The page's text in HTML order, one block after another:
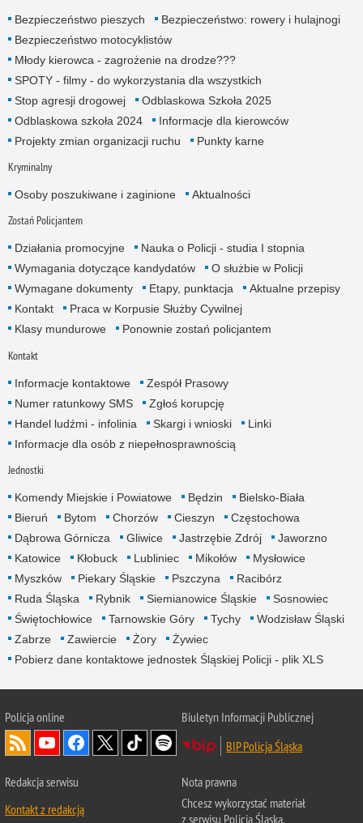
Bezpieczeństwo pieszych
Bezpieczeństwo: rowery i hulajnogi
Bezpieczeństwo motocyklistów
Młody kierowca - zagrożenie na drodze???
SPOTY - filmy - do wykorzystania dla wszystkich
Stop agresji drogowej
Odblaskowa Szkoła 2025
Odblaskowa szkoła 2024
Informacje dla kierowców
Projekty zmian organizacji ruchu
Punkty karne
Kryminalny
Osoby poszukiwane i zaginione Aktualności
Zostań Policjantem
Działania promocyjne
Nauka o Policji - studia I stopnia
Wymagania dotyczące kandydatów
O służbie w Policji
Wymagane dokumenty
Etapy, punktacja
Aktualne przepisy
Kontakt
Praca w Korpusie Służby Cywilnej
Klasy mundurowe
Ponownie zostań policjantem
Kontakt
Informacje kontaktowe
Zespół Prasowy
Numer ratunkowy SMS
Zgłoś korupcję
Handel ludźmi - infolinia
Skargi i wnioski
Linki
Informacje dla osób z niepełnosprawnością
Jednostki
Komendy Miejskie i Powiatowe Będzin
Bielsko-Biała
Bieruń
Bytom Chorzów Cieszyn
Częstochowa
Dąbrowa Górnicza
Gliwice Jastrzębie Zdrój
Jaworzno
Katowice
Kłobuck Lubliniec Mikołów
Mysłowice
Myszków
Piekary Śląskie Pszczyna
Racibórz
Ruda Śląska
Rybnik Siemianowice Śląskie
Sosnowiec
Świętochłowice
Tarnowskie Góry Tychy
Wodzisław Śląski
Zabrze
Zawiercie Żory
Żywiec
Pobierz dane kontaktowe jednostek Śląskiej Policji - plik XLS
Policja online
Biuletyn Informacji Publicznej
BIP Policja Śląska
Redakcja serwisu
Kontakt z redakcją
Nota prawna
Chcesz wykorzystać materiał
z serwisu Policja Śląska.